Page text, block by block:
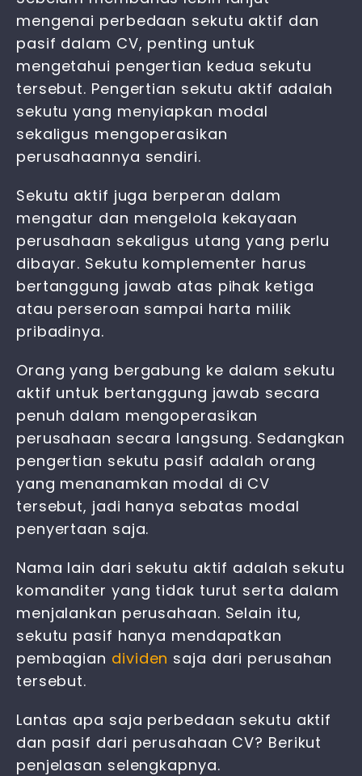
mengenai perbedaan sekutu aktif dan
pasif dalam CV, penting untuk
mengetahui pengertian kedua sekutu
tersebut. Pengertian sekutu aktif adalah
sekutu yang menyiapkan modal
sekaligus mengoperasikan
perusahaannya sendiri.
Sekutu aktif juga berperan dalam
mengatur dan mengelola kekayaan
perusahaan sekaligus utang yang perlu
dibayar. Sekutu komplementer harus
bertanggung jawab atas pihak ketiga
atau perseroan sampai harta milik
pribadinya.
Orang yang bergabung ke dalam sekutu
aktif untuk bertanggung jawab secara
penuh dalam mengoperasikan
perusahaan secara langsung. Sedangkan
pengertian sekutu pasif adalah orang
yang menanamkan modal di CV
tersebut, jadi hanya sebatas modal
penyertaan saja.
Nama lain dari sekutu aktif adalah sekutu
komanditer yang tidak turut serta dalam
menjalankan perusahaan. Selain itu,
sekutu pasif hanya mendapatkan
pembagian dividen saja dari perusahan
tersebut.
Lantas apa saja perbedaan sekutu aktif
dan pasif dari perusahaan CV? Berikut
penjelasan selengkapnya.